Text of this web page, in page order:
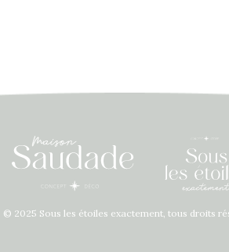
© 2025 Sous les étoiles exactement, tous droits